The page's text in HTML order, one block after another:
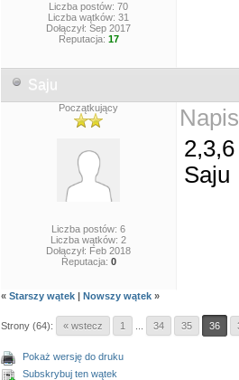
Liczba postów: 70
Liczba wątków: 31
Dołączył: Sep 2017
Reputacja: 17
Saju
Początkujący
Liczba postów: 6
Liczba wątków: 2
Dołączył: Feb 2018
Reputacja: 0
2,3,6
Saju
« Starszy wątek | Nowszy wątek »
Strony (64): « wstecz 1 34 35 36
Pokaż wersję do druku
Subskrybuj ten wątek